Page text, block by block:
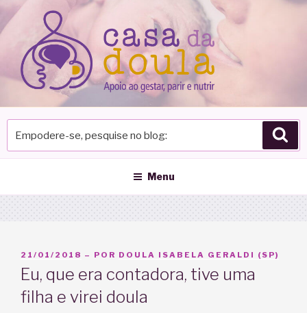
Pular
para
conteúdo
pesquise
blog
Menu
PUBLICADO
EM
21/01/2018 – POR DOULA ISABELA GERALDI (SP)
Eu, que era contadora, tive uma
filha e virei doula